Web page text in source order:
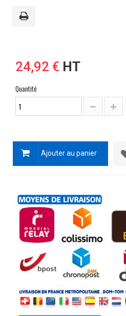
24,92 € HT
Quantité
Ajouter au panier